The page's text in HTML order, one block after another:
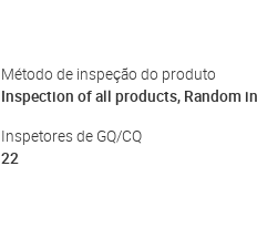
Método de inspeção do produto
Inspection of all products, Random
Inspetores de GQ/CQ
22